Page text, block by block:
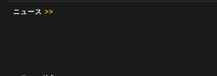
ニュース >>